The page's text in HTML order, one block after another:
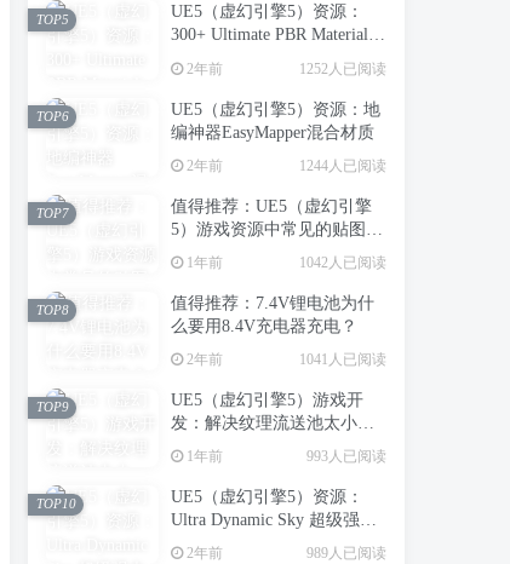
UE5（虚幻引擎5）资源：
300+ Ultimate PBR Materials
Pack 写实建筑室内PBR材质
库
2年前 1252人已阅读
TOP5
UE5（虚幻引擎5）资源：地
编神器EasyMapper混合材质
2年前 1244人已阅读
TOP6
值得推荐：UE5（虚幻引擎
5）游戏资源中常见的贴图类
型（转载）
1年前 1042人已阅读
TOP7
值得推荐：7.4V锂电池为什
么要用8.4V充电器充电？
2年前 1041人已阅读
TOP8
UE5（虚幻引擎5）游戏开
发：解决纹理流送池太小，
造成场景中纹理模糊的问题
1年前 993人已阅读
TOP9
UE5（虚幻引擎5）资源：
Ultra Dynamic Sky 超级强大
的动态天空天气系统
2年前 989人已阅读
TOP10